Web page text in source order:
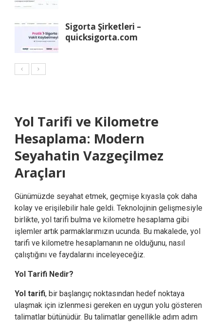
Sigorta Şirketleri –
quicksigorta.com
Yol Tarifi ve Kilometre
Hesaplama: Modern
Seyahatin Vazgeçilmez
Araçları
Günümüzde seyahat etmek, geçmişe kıyasla çok daha
kolay ve erişilebilir hale geldi. Teknolojinin gelişmesiyle
birlikte, yol tarifi bulma ve kilometre hesaplama gibi
işlemler artık parmaklarımızın ucunda. Bu makalede, yol
tarifi ve kilometre hesaplamanın ne olduğunu, nasıl
çalıştığını ve faydalarını inceleyeceğiz.
Yol Tarifi Nedir?
Yol tarifi, bir başlangıç noktasından hedef noktaya
ulaşmak için izlenmesi gereken en uygun yolu gösteren
talimatlar bütünüdür. Bu talimatlar genellikle adım adım